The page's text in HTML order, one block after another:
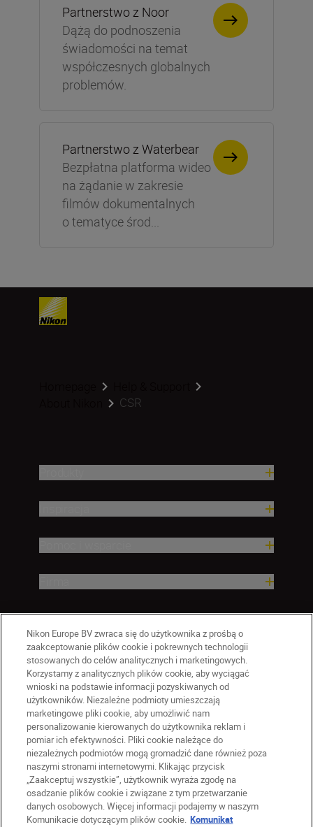
Partnerstwo z Noor
Dążą do podnoszenia
świadomości na temat
współczesnych globalnych
problemów.
Partnerstwo z Waterbear
Bezpłatna platforma wideo
na żądanie w zakresie
filmów dokumentalnych
o tematyce środ...
CSR
PL Nikon Sites
Skontaktuj się z nami
Oświadczenie dotyczące prywatności
Nikon Europe BV zwraca się do użytkownika z prośbą o
zaakceptowanie plików cookie i pokrewnych technologii
stosowanych do celów analitycznych i marketingowych.
Korzystamy z analitycznych plików cookie, aby wyciągać
wnioski na podstawie informacji pozyskiwanych od
użytkowników. Niezależne podmioty umieszczają
marketingowe pliki cookie, aby umożliwić nam
personalizowanie kierowanych do użytkownika reklam i
pomiar ich efektywności. Pliki cookie należące do
niezależnych podmiotów mogą gromadzić dane również poza
naszymi stronami internetowymi. Klikając przycisk
„Zaakceptuj wszystkie”, użytkownik wyraża zgodę na
osadzanie plików cookie i związane z tym przetwarzanie
danych osobowych. Więcej informacji podajemy w naszym
Komunikacie dotyczącym plików cookie. Komunikat